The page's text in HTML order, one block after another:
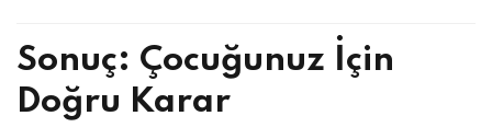
Sonuç: Çocuğunuz İçin
Doğru Karar